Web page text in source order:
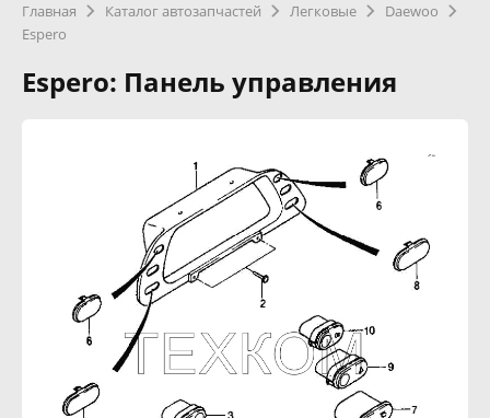
Главная Каталог автозапчастей Легковые
Daewoo
Espero
Espero: Панель управления